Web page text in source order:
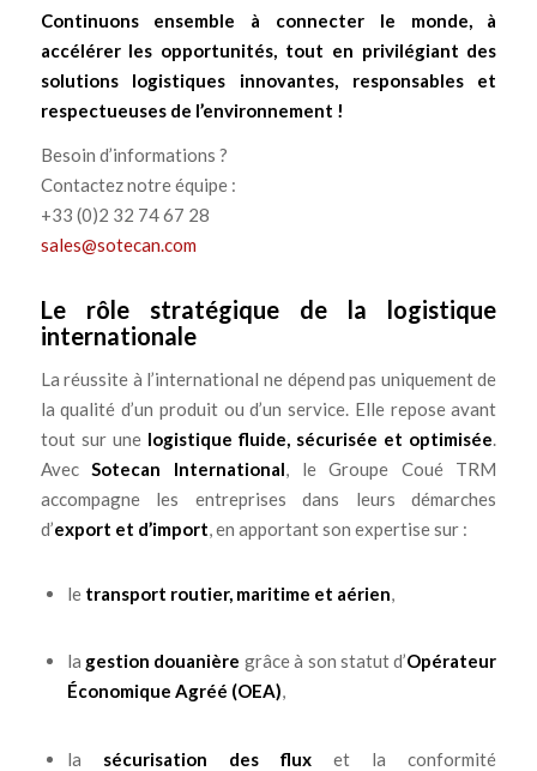
Continuons ensemble à connecter le monde, à
accélérer les opportunités, tout en privilégiant des
solutions logistiques innovantes, responsables et
respectueuses de l’environnement !
Besoin d’informations ?
Contactez notre équipe :
+33 (0)2 32 74 67 28
sales@sotecan.com
Le rôle stratégique de la logistique
internationale
La réussite à l’international ne dépend pas uniquement de
la qualité d’un produit ou d’un service. Elle repose avant
tout sur une logistique fluide, sécurisée et optimisée.
AvecSotecan International, le Groupe Coué TRM
accompagne les entreprises dans leurs démarches
d’export et d’import, en apportant son expertise sur :
le transport routier, maritime et aérien,
la gestion douanière grâce à son statut d’Opérateur
Économique Agréé (OEA),
la sécurisation des flux et la conformité